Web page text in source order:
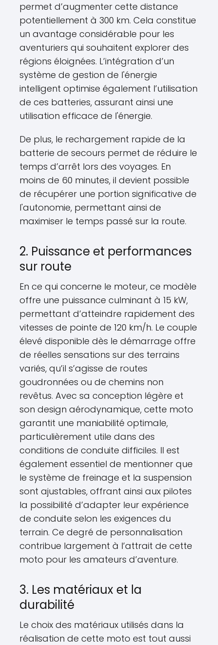
permet d’augmenter cette distance
potentiellement à 300 km. Cela constitue
un avantage considérable pour les
aventuriers qui souhaitent explorer des
régions éloignées. L’intégration d’un
système de gestion de l'énergie
intelligent optimise également l’utilisation
de ces batteries, assurant ainsi une
utilisation efficace de l'énergie.
De plus, le rechargement rapide de la
batterie de secours permet de réduire le
temps d’arrêt lors des voyages. En
moins de 60 minutes, il devient possible
de récupérer une portion significative de
l'autonomie, permettant ainsi de
maximiser le temps passé sur la route.
2. Puissance et performances
sur route
En ce qui concerne le moteur, ce modèle
offre une puissance culminant à 15 kW,
permettant d’atteindre rapidement des
vitesses de pointe de 120 km/h. Le couple
élevé disponible dès le démarrage offre
de réelles sensations sur des terrains
variés, qu’il s’agisse de routes
goudronnées ou de chemins non
revêtus. Avec sa conception légère et
son design aérodynamique, cette moto
garantit une maniabilité optimale,
particulièrement utile dans des
conditions de conduite difficiles. Il est
également essentiel de mentionner que
le système de freinage et la suspension
sont ajustables, offrant ainsi aux pilotes
la possibilité d’adapter leur expérience
de conduite selon les exigences du
terrain. Ce degré de personnalisation
contribue largement à l’attrait de cette
moto pour les amateurs d’aventure.
3. Les matériaux et la
durabilité
Le choix des matériaux utilisés dans la
réalisation de cette moto est tout aussi